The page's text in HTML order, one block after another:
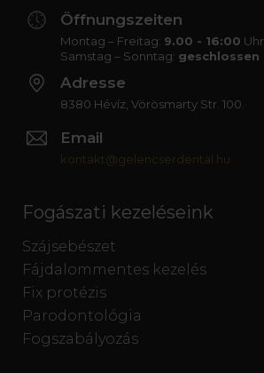
Öffnungszeiten
Montag – Freitag: 9.00 - 16:00 Uhr
Samstag – Sonntag: geschlossen
Adresse
8380 Hévíz, Vörösmarty Str. 100.
Email
kontakt@gelencserdental.hu
Fogászati kezeléseink
Szájsebészet
Fájdalommentes kezelés
Fix protézis
Parodontológia
Fogszabályozás